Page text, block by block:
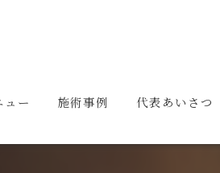
ュー 施術事例 代表あいさつ